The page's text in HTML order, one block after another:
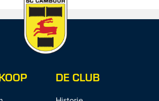
DE CLUB